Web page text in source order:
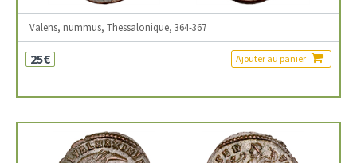
Valens, nummus, Thessalonique, 364-367
25€ Ajouter au panier